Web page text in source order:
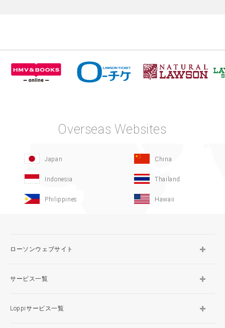
Overseas Websites
Japan China
Indonesia Thailand
Philippines Hawaii
ローソンウェブサイト
サービス一覧
Loppiサービス一覧